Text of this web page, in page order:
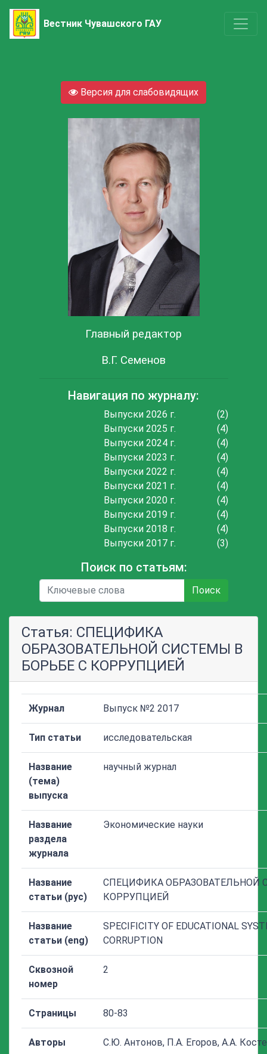
Вестник Чувашского ГАУ
Версия для слабовидящих
Главный редактор
В.Г. Семенов
Навигация по журналу:
Выпуски 2026 г.
(2)
Выпуски 2025 г.
(4)
Выпуски 2024 г.
(4)
Выпуски 2023 г.
(4)
Выпуски 2022 г.
(4)
Выпуски 2021 г.
(4)
Выпуски 2020 г.
(4)
Выпуски 2019 г.
(4)
Выпуски 2018 г.
(4)
Выпуски 2017 г.
(3)
Поиск по статьям:
Поиск
Статья: СПЕЦИФИКА
ОБРАЗОВАТЕЛЬНОЙ СИСТЕМЫ В
БОРЬБЕ С КОРРУПЦИЕЙ
Журнал Выпуск №2 2017
Тип статьи исследовательская
Название
(тема)
выпуска
научный журнал
Название
раздела
журнала
Экономические науки
Название
статьи (рус)
СПЕЦИФИКА ОБРАЗОВАТЕЛЬНОЙ
КОРРУПЦИЕЙ
Название
статьи (eng)
SPECIFICITY OF EDUCATIONAL
CORRUPTION
Сквозной
номер
2
Страницы 80-83
Авторы С.Ю. Антонов, П.А. Егоров, А.А.